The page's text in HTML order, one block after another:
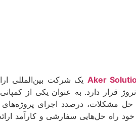
Aker یک شرکت بین‌المللی
آن در نروژ قرار دارد. به عنوان
مشکلات، درصدد اجرای پروژه‌های
راه حل‌هایی سفارشی و کارآمد